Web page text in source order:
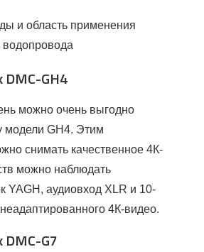
и область применения
водопровода
DMC-GH4
можно очень выгодно
модели GH4. Этим
снимать качественное 4К-
можно наблюдать
YAGH, аудиовход XLR и 10-
4К-видео.
DMC-G7